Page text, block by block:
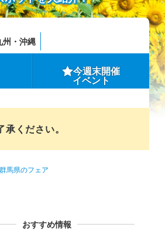
州・沖縄
今週末開催
イベント
ください。
群馬県のフェア
おすすめ情報